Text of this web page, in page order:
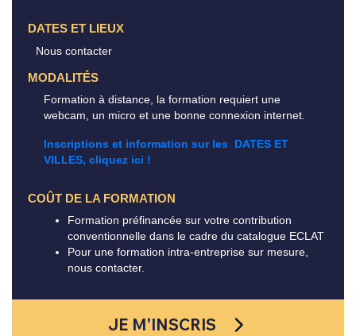
DATES ET LIEUX
Nous contacter
MODALITÉS
Formation à distance, la formation requiert une
webcam, un micro et une bonne connexion internet.
Inscriptions et information sur les DATES ET
VILLES, cliquez ici !
COÛT DE LA FORMATION
Formation préfinancée sur votre contribution
conventionnelle dans le cadre du catalogue ECLAT
Pour une formation intra-entreprise sur mesure,
nous contacter.
JE M'INSCRIS